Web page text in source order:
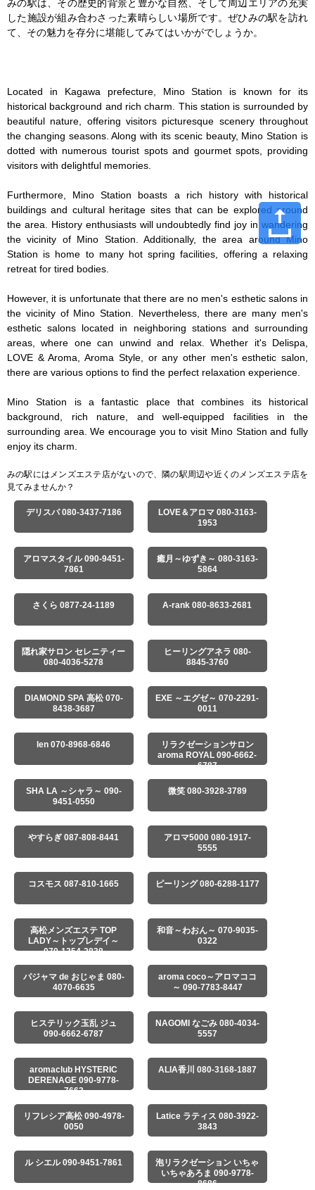
みの駅は、その歴史的背景と豊かな自然、そして周辺エリアの充実
した施設が組み合わさった素晴らしい場所です。ぜひみの駅を訪れ
て、その魅力を存分に堪能してみてはいかがでしょうか。
Located in Kagawa prefecture, Mino Station is known for its
historical background and rich charm. This station is surrounded by
beautiful nature, offering visitors picturesque scenery throughout
the changing seasons. Along with its scenic beauty, Mino Station is
dotted with numerous tourist spots and gourmet spots, providing
visitors with delightful memories.
Furthermore, Mino Station boasts a rich history with historical
buildings and cultural heritage sites that can be explored around
the area. History enthusiasts will undoubtedly find joy in wandering
the vicinity of Mino Station. Additionally, the area around Mino
Station is home to many hot spring facilities, offering a relaxing
retreat for tired bodies.
However, it is unfortunate that there are no men's esthetic salons in
the vicinity of Mino Station. Nevertheless, there are many men's
esthetic salons located in neighboring stations and surrounding
areas, where one can unwind and relax. Whether it's Delispa,
LOVE & Aroma, Aroma Style, or any other men's esthetic salon,
there are various options to find the perfect relaxation experience.
Mino Station is a fantastic place that combines its historical
background, rich nature, and well-equipped facilities in the
surrounding area. We encourage you to visit Mino Station and fully
enjoy its charm.
みの駅にはメンズエステ店がないので、隣の駅周辺や近くのメンズエステ店を
見てみませんか？
デリスパ 080-3437-7186
LOVE＆アロマ 080-3163-
1953
アロマスタイル 090-9451-
7861
癒月～ゆずき～ 080-3163-
5864
さくら 0877-24-1189 A-rank 080-8633-2681
隠れ家サロン セレニティー
080-4036-5278
ヒーリングアネラ 080-
8845-3760
DIAMOND SPA 高松 070-
8438-3687
EXE ～エグゼ～ 070-2291-
0011
len 070-8968-6846
リラクゼーションサロン
aroma ROYAL 090-6662-
6787
SHA LA ～シャラ～ 090-
9451-0550
微笑 080-3928-3789
やすらぎ 087-808-8441
アロマ5000 080-1917-
5555
コスモス 087-810-1665 ピーリング 080-6288-1177
高松メンズエステ TOP
LADY～トップレデイ～
070-1354-2838
和音～わおん～ 070-9035-
0322
パジャマ de おじゃま 080-
4070-6635
aroma coco～アロマココ
～ 090-7783-8447
ヒステリック玉乱 ジュ
090-6662-6787
NAGOMI なごみ 080-4034-
5557
aromaclub HYSTERIC
DERENAGE 090-9778-
7663
ALIA香川 080-3168-1887
リフレシア高松 090-4978-
0050
Latice ラティス 080-3922-
3843
ル シエル 090-9451-7861
泡リラクゼーション いちゃ
いちゃあろま 090-9778-
8686